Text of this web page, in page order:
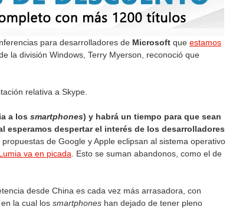
para desarrolladores de Microsoft que estamos
de la división Windows, Terry Myerson, reconoció que
relativa a Skype.
a los smartphones) y habrá un tiempo para que sean
esperamos despertar el interés de los desarrolladores
de Google y Apple eclipsan al sistema operativo
va en picada . Esto se suman abandonos, como el de
desde China es cada vez más arrasadora, con
la cual los smartphones han dejado de tener pleno